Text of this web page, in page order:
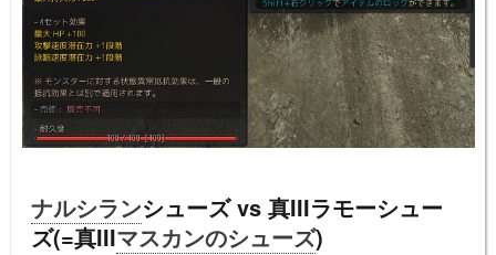
ナルシランシューズ vs 真IIIラモーシュー
ズ(=真IIIマスカンのシューズ)